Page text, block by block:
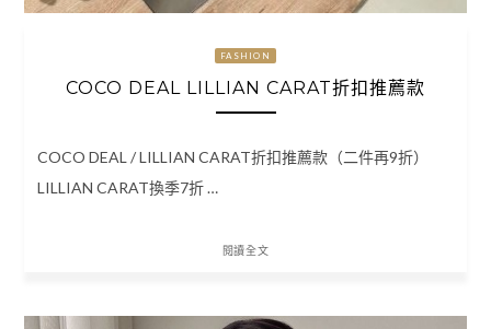
FASHION
COCO DEAL LILLIAN CARAT折扣推薦款
COCO DEAL / LILLIAN CARAT折扣推薦款（二件再9折）
LILLIAN CARAT換季7折 …
閱讀全文